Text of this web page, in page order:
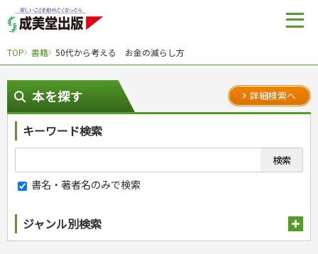
TOP 書籍 50代から考える お金の減らし方
本を探す 詳細検索へ
キーワード検索
書名・著者名のみで検索
ジャンル別検索